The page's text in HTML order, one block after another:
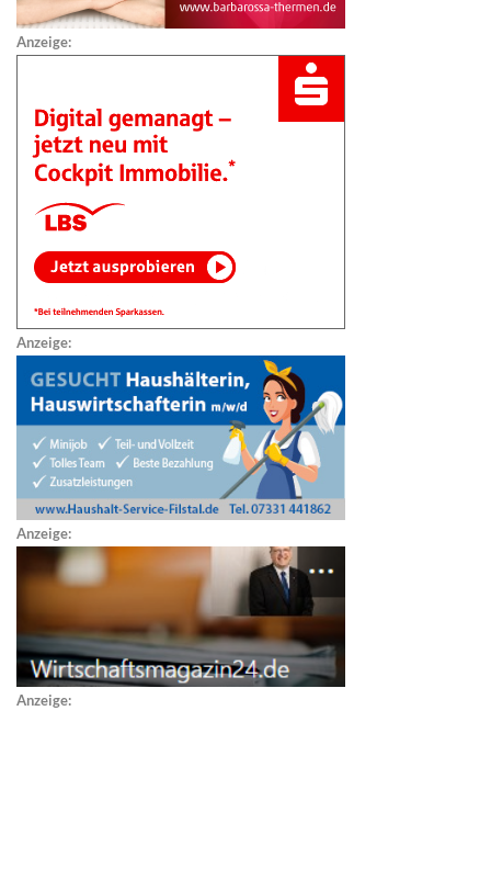
Anzeige:
Anzeige:
Anzeige:
Anzeige: